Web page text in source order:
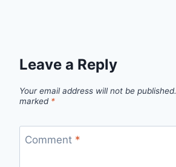
Leave a Reply
Your email address will not be published.
marked *
Comment *